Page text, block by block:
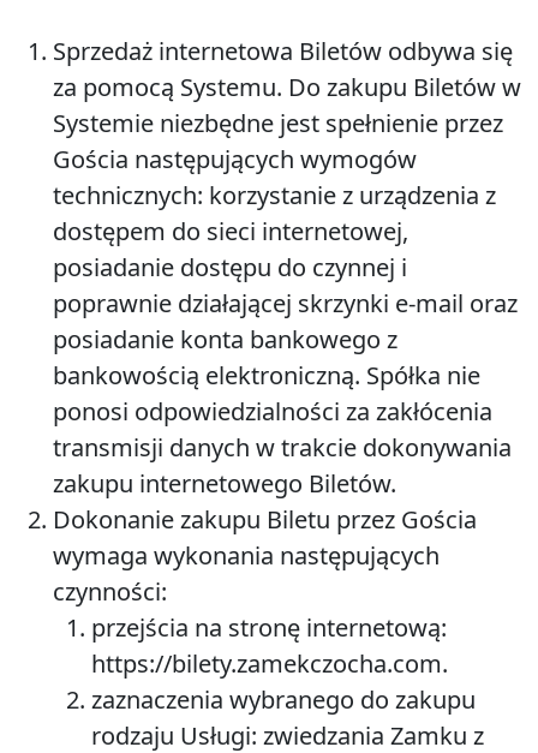
Sprzedaż internetowa Biletów odbywa się
za pomocą Systemu. Do zakupu Biletów w
Systemie niezbędne jest spełnienie przez
Gościa następujących wymogów
technicznych: korzystanie z urządzenia z
dostępem do sieci internetowej,
posiadanie dostępu do czynnej i
poprawnie działającej skrzynki e-mail oraz
posiadanie konta bankowego z
bankowością elektroniczną. Spółka nie
ponosi odpowiedzialności za zakłócenia
transmisji danych w trakcie dokonywania
zakupu internetowego Biletów.
Dokonanie zakupu Biletu przez Gościa
wymaga wykonania następujących
czynności:
przejścia na stronę internetową:
https://bilety.zamekczocha.com.
zaznaczenia wybranego do zakupu
rodzaju Usługi: zwiedzania Zamku z